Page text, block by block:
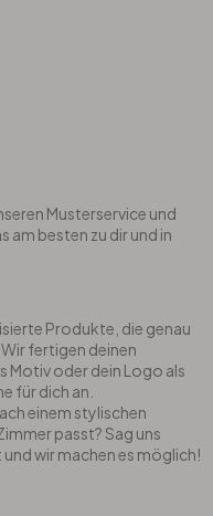
Musterservice und
am besten zu dir und in
Produkte, die genau
fertigen deinen
Motiv oder dein Logo als
für dich an.
einem stylischen
passt? Sag uns
wir machen es möglich!